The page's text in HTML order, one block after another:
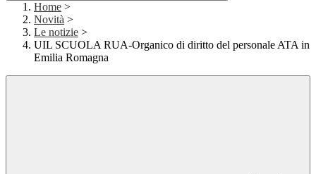
Home >
Novità >
Le notizie >
UIL SCUOLA RUA-Organico di diritto del personale ATA in
Emilia Romagna